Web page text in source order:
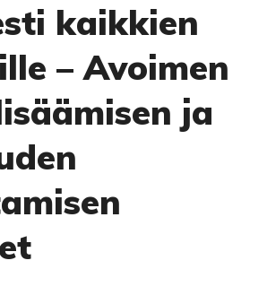
kaikkien
– Avoimen
ja